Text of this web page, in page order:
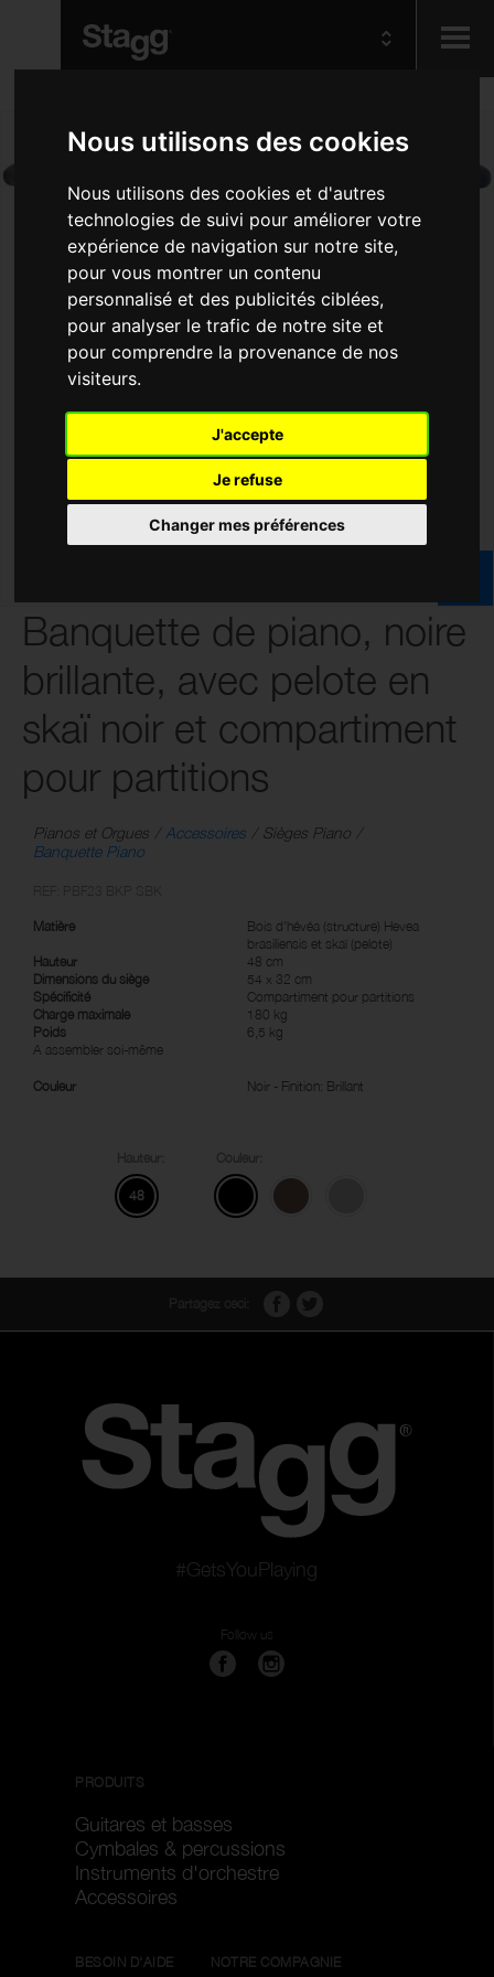
Nous utilisons des cookies
Nous utilisons des cookies et d'autres
technologies de suivi pour améliorer votre
expérience de navigation sur notre site,
pour vous montrer un contenu
personnalisé et des publicités ciblées,
pour analyser le trafic de notre site et
pour comprendre la provenance de nos
visiteurs.
J'accepte
Je refuse
Changer mes préférences
Audio &
Banquette de piano, noire
brillante, avec pelote en
skaï noir et compartiment
pour partitions
Pianos et Orgues Accessoires
Sièges Piano
Banquette Piano
Matière
Bois d'hévéa (structure) Hevea
brasiliensis et skaï (pelote)
Hauteur
48 cm
Dimensions du siège
54 x 32 cm
Spécificité
Compartiment pour partitions
Charge maximale
180 kg
Poids
6,5 kg
A assembler soi-même
Couleur Noir - Finition: Brillant
48
#GetsYouPlaying
Follow us
PRODUITS
Guitares et basses
Cymbales & percussions
Instruments d'orchestre
Accessoires
BESOIN D'AIDE NOTRE COMPAGNIE